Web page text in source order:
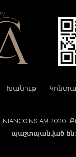
Խանութ
2020.
պաշտպանված են: